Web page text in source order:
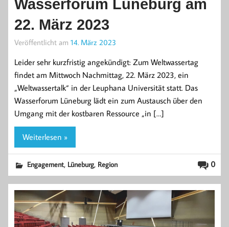
Wasserforum Lüneburg am
22. März 2023
Veröffentlicht am 14. März 2023
Leider sehr kurzfristig angekündigt: Zum Weltwassertag
findet am Mittwoch Nachmittag, 22. März 2023, ein
„Weltwassertalk“ in der Leuphana Universität statt. Das
Wasserforum Lüneburg lädt ein zum Austausch über den
Umgang mit der kostbaren Ressource „in […]
Weiterlesen »
0
Engagement, Lüneburg, Region